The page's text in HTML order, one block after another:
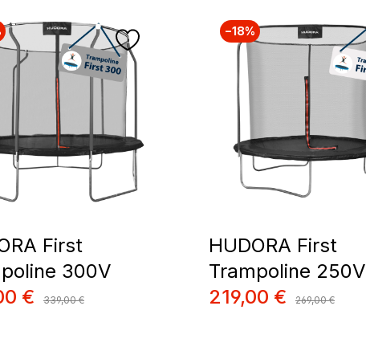
First
300V
vente :
€ Prix régulier :
339,00 €
−18%
HUDORA First
Trampoline 250V
Prix de vente :
219,00 € Prix régulier :
269,00 €